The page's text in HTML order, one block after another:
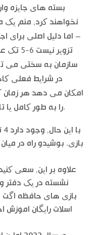
بسته های جایزه
نخواهند کرد, منم یک
– اما دلیل اصلی برای
تزویر
سازمان به سختی می
در شرایط فعلی
امکان می دهد هر
را به طور کامل یا تا حدی به صلاحدید خود ببندید.
بازی. بوشیدو راه در میان
علاوه بر این, سعی
بازی های حافظه اگت
اسلات رایگان اموزش